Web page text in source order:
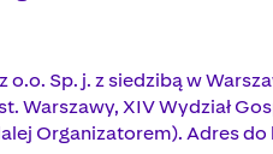
Sp. j. z siedzibą w
XIV Wydział
Organizatorem). Adres